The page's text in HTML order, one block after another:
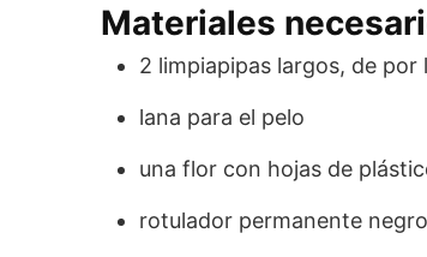
Materiales
2 limpiapipas largos, de por
lana para el pelo
una flor con hojas de
rotulador permanente negro